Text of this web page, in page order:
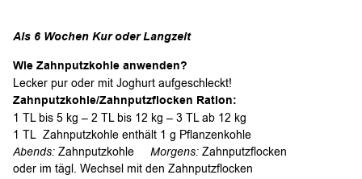
Als 6 Wochen Kur oder Langzeit
Wie Zahnputzkohle anwenden?
Lecker pur oder mit Joghurt aufgeschleckt!
Zahnputzkohle/Zahnputzflocken Ration:
1 TL bis 5 kg – 2 TL bis 12 kg – 3 TL ab 12 kg
1 TL Zahnputzkohle enthält 1 g Pflanzenkohle
Abends: Zahnputzkohle Morgens: Zahnputzflocken
oder im tägl. Wechsel mit den Zahnputzflocken